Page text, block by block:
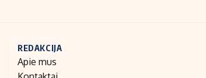
REDAKCIJA
Apie mus